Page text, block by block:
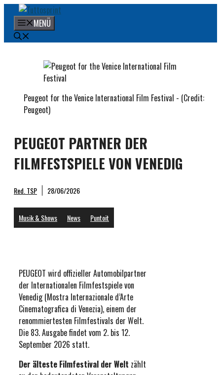
Inhalt
springen
MENÜ
PEUGEOT PARTNER DER
FILMFESTSPIELE VON VENEDIG
Red. TSP 28/06/2026
Musik & Shows News Puntoit
Peugeot for the Venice International Film Festival - (Credit:
Peugeot)
PEUGEOT wird offizieller Automobilpartner
der Internationalen Filmfestspiele von
Venedig (Mostra Internazionale d’Arte
Cinematografica di Venezia), einem der
renommiertesten Filmfestivals der Welt.
Die 83. Ausgabe findet vom 2. bis 12.
September 2026 statt.
Der älteste Filmfestival der Welt zählt